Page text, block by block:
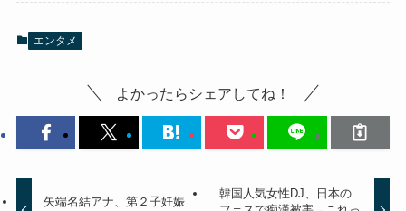
エンタメ
よかったらシェアしてね！
矢端名結アナ、第２子妊娠
韓国人気女性DJ、日本の